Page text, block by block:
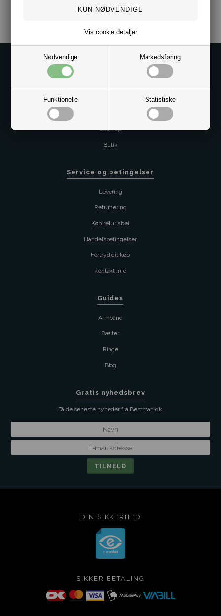
Nødvendige Markedsføring
Funktionelle Statistiske
Vis cookie detaljer
Telefon: 8862 6233
Sitemap
Butik
Service og betingelser
Levering
Returnering
Køb returlabel
Handelsbetingelser
Fortryd dit køb
Kontakt info
Guides
Armbånd
Bælter
Ringe
Blog
Gratis nyhedsbrev
Få de seneste nyheder fra Bestman.dk
DIN SIKKERHED
SIKKER BETALING